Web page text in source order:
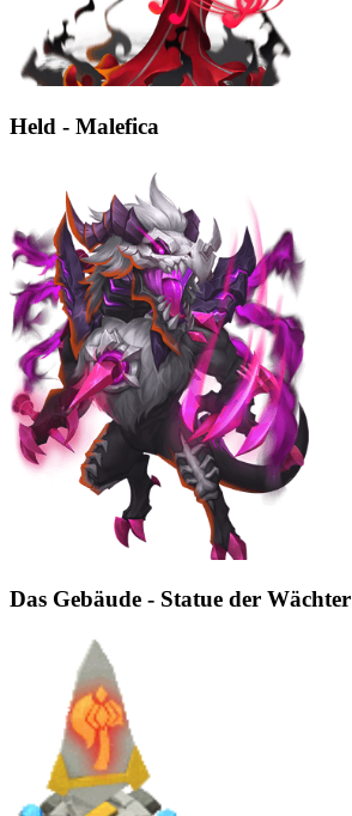
Held - Malefica
Das Gebäude - Statue der Wächter